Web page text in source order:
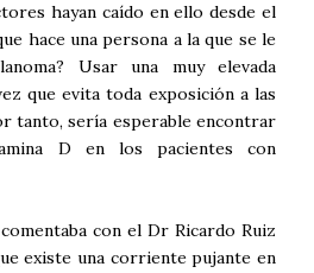
hayan caído en ello desde el
hace una persona a la que se le
Usar una muy elevada
que evita toda exposición a las
tanto, sería esperable encontrar
D en los pacientes con
con el Dr Ricardo Ruiz
existe una corriente pujante en